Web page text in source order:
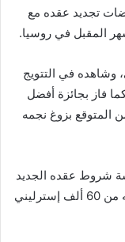
تجديد عقده مع
المقبل في روسيا.
وشاهده في التتويج
فاز بجائزة أفضل
المتوقع بزوغ نجمه
شروط عقده الجديد
طويل الأمد مع النادي الإنجليزي مع زيادة راتبه من 60 ألف إسترليني